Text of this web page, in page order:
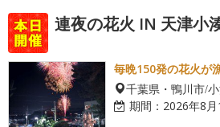
連夜の花火 IN 天津小
毎晩150発の花火が
千葉県・鴨川市/
期間： 2026年8